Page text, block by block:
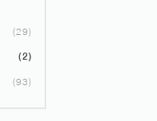
29
2
93